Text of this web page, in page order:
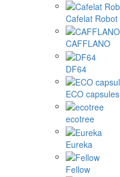
Cafelat Robot
CAFFLANO
DF64
ECO capsules
ecotree
Eureka
Fellow